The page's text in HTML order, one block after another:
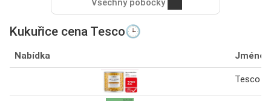
Kukuřice cena Tesco🕒
Nabídka Jméno
Tesco